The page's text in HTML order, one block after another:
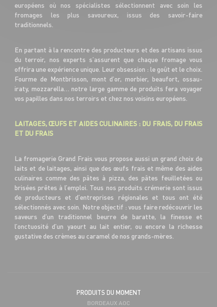
européens où nos spécialistes sélectionnent avec soin les
fromages les plus savoureux, issus des savoir-faire
traditionnels.
En partant à la rencontre des producteurs et des artisans issus
du terroir, nos experts s’assurent que chaque fromage vous
offrira une expérience unique. Leur obsession : le goût et le choix.
Fourme de Montbrisson, mont d’or, morbier, beaufort, ossau-
iraty, mozzarella… notre large gamme de produits fera voyager
vos papilles dans nos terroirs et chez nos voisins européens.
LAITAGES, ŒUFS ET AIDES CULINAIRES : DU FRAIS, DU FRAIS
ET DU FRAIS
La fromagerie Grand Frais vous propose aussi un grand choix de
laits et de laitages, ainsi que des œufs frais et même des aides
culinaires comme des pâtes à pizza, des pâtes feuilletées ou
brisées prêtes à l’emploi. Tous nos produits crémerie sont issus
de producteurs et d’entreprises régionales et tous ont été
sélectionnés avec soin. Notre objectif : vous faire redécouvrir les
saveurs d’un traditionnel beurre de baratte, la finesse et
l’onctuosité d’un yaourt au lait entier, ou encore la richesse
gustative des crèmes au caramel de nos grands-mères.
PRODUITS DU MOMENT
BORDEAUX AOC